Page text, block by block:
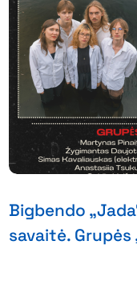
Bigbendo
savaitė. Grupės